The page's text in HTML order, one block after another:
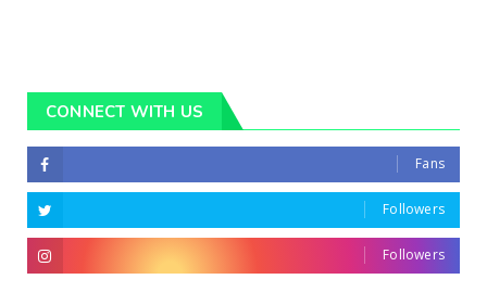
CONNECT WITH US
Fans
Followers
Followers